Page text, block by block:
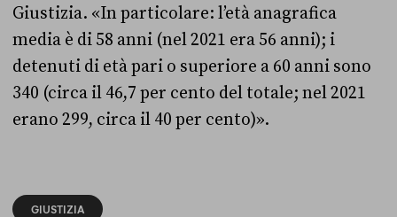
Giustizia. «In particolare: l’età anagrafica
media è di 58 anni (nel 2021 era 56 anni); i
detenuti di età pari o superiore a 60 anni sono
340 (circa il 46,7 per cento del totale; nel 2021
erano 299, circa il 40 per cento)».
GIUSTIZIA